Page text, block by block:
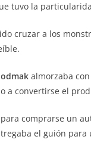
tuvo la
cruzar a los
almorzaba
a convertirse el
comprarse un
el guión